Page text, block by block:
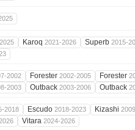
Karoq 2021-2026 Superb 2015-
2002 Forester 2002-2005 Forester
2003 Outback 2003-2006 Outback
2018 Escudo 2018-2023 Kizashi
Vitara 2024-2026